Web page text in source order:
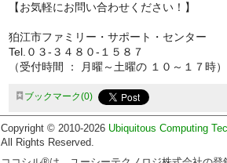
【お気軽にお問い合わせください！】
狛江市ファミリー・サポート・センター
Tel.０３-３４８０-１５８７
（受付時間 ： 月曜～土曜の １０～１７時）
ブックマーク 0
Copyright © 2010-2026 Ubiquitous Computing
All Rights Reserved.